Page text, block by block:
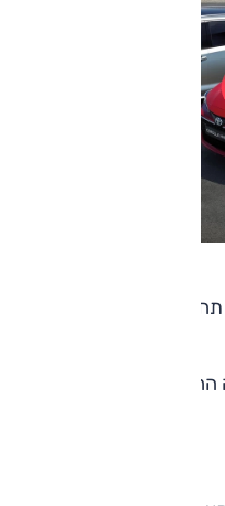
שיווקן של גרסאות
לפני מספר שבועות,